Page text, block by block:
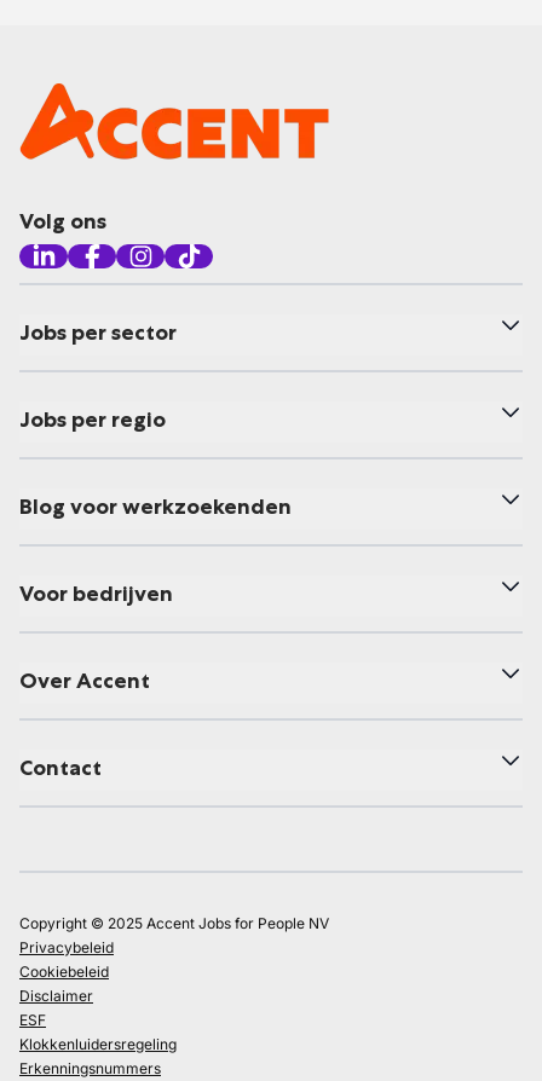
Volg ons
Jobs per sector
Jobs per regio
Blog voor werkzoekenden
Voor bedrijven
Over Accent
Contact
Copyright © 2025 Accent Jobs for People NV
Privacybeleid
Cookiebeleid
Disclaimer
ESF
Klokkenluidersregeling
Erkenningsnummers